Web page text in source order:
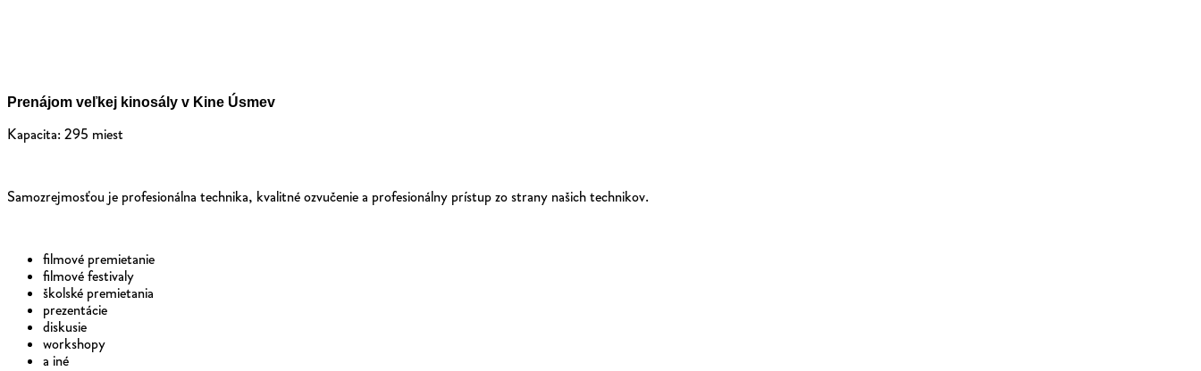
Prenájom veľkej kinosály v Kine Úsmev
Kapacita: 295 miest
Samozrejmosťou je profesionálna technika, kvalitné ozvučenie a profesionálny prístup zo strany našich technikov.
filmové premietanie
filmové festivaly
školské premietania
prezentácie
diskusie
workshopy
a iné